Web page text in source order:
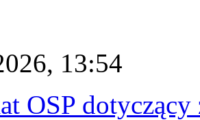
13:54
OSP dotyczący